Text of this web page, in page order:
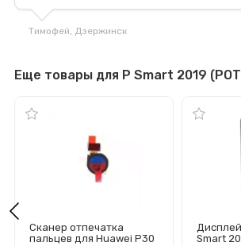
Тимофей, Дзержинск
Еще товары для P Smart 2019
Сканер отпечатка
пальцев для Huawei P30
Smart